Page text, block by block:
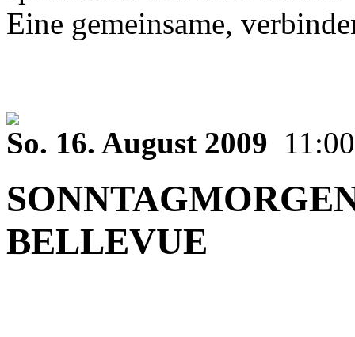
Eine gemeinsame,
So. 16. August 2009 11:00
BELLEVUE